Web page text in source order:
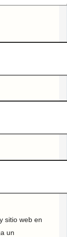
sitio web en
un